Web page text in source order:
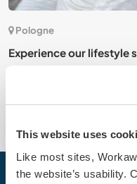
This website uses
Like most sites,
the website’s usability.
Pologne
Experience our lifestyle
Poland